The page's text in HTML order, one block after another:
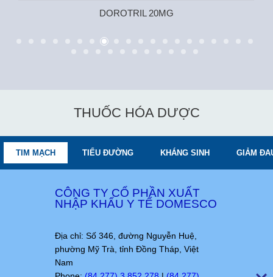
DOROTRIL 20MG
THUỐC HÓA DƯỢC
TIM MẠCH TIỂU ĐƯỜNG KHÁNG SINH GIẢM
CÔNG TY CỔ PHẦN XUẤT
NHẬP KHẨU Y TẾ DOMESCO
Địa chỉ: Số 346, đường Nguyễn Huệ,
phường Mỹ Trà, tỉnh Đồng Tháp, Việt
Nam